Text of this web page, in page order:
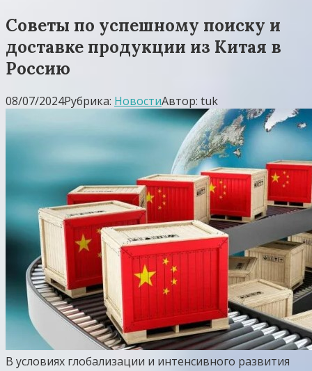
Советы по успешному поиску и
доставке продукции из Китая в
Россию
08/07/2024Рубрика: НовостиАвтор: tuk
В условиях глобализации и интенсивного развития